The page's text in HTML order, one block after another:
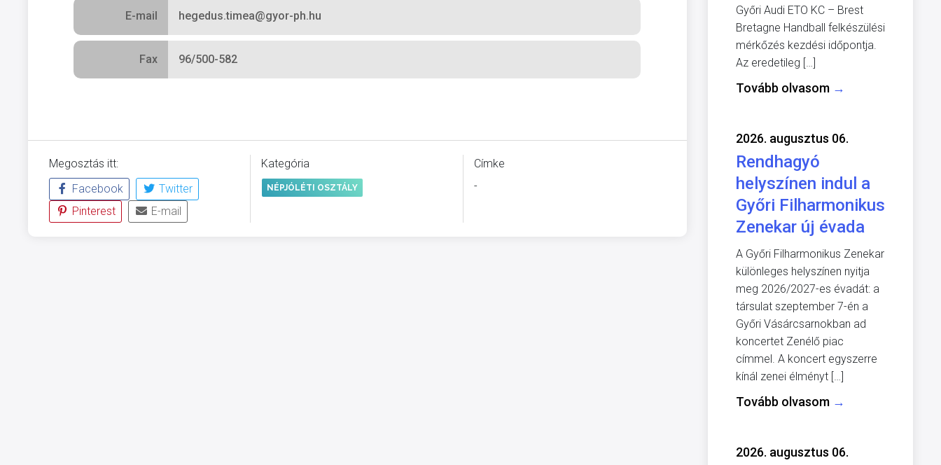
E-mail hegedus.timea@gyor-ph.hu
Fax 96/500-582
Megosztás itt:
Facebook
Twitter
Pinterest
E-mail
Kategória
NÉPJÓLÉTI OSZTÁLY
Címke
-
Győri Audi ETO KC – Brest
Bretagne Handball felkészülési
mérkőzés kezdési időpontja.
Az eredetileg […]
Tovább olvasom →
2026. augusztus 06.
Rendhagyó
helyszínen indul a
Győri Filharmonikus
Zenekar új évada
A Győri Filharmonikus Zenekar
különleges helyszínen nyitja
meg 2026/2027-es évadát: a
társulat szeptember 7-én a
Győri Vásárcsarnokban ad
koncertet Zenélő piac
címmel. A koncert egyszerre
kínál zenei élményt […]
Tovább olvasom →
2026. augusztus 06.